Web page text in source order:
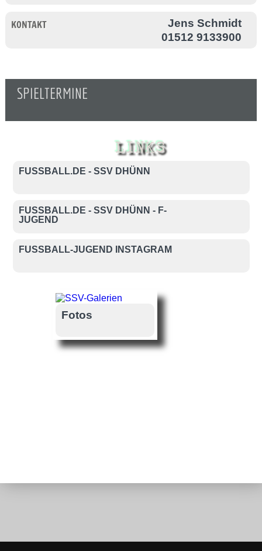
KONTAKT
Jens Schmidt
01512 9133900
SPIELTERMINE
LINKS
FUSSBALL.DE - SSV DHÜNN
FUSSBALL.DE - SSV DHÜNN - F-
JUGEND
FUSSBALL-JUGEND INSTAGRAM
Fotos